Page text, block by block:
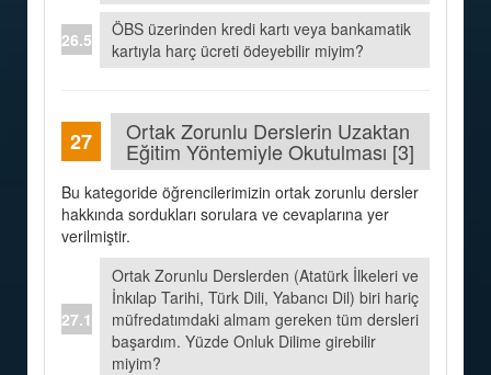
ÖBS üzerinden kredi kartı veya bankamatik
kartıyla harç ücreti ödeyebilir miyim?
Ortak Zorunlu Derslerin Uzaktan
Eğitim Yöntemiyle Okutulması [3]
Bu kategoride öğrencilerimizin ortak zorunlu dersler
hakkında sordukları sorulara ve cevaplarına yer
verilmiştir.
Ortak Zorunlu Derslerden (Atatürk İlkeleri ve
İnkılap Tarihi, Türk Dili, Yabancı Dil) biri hariç
müfredatımdaki almam gereken tüm dersleri
başardım. Yüzde Onluk Dilime girebilir
miyim?